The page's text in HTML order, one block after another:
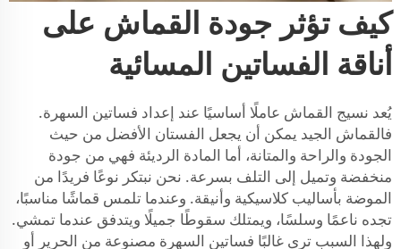
كيف تؤثر جودة القماش على
أناقة الفساتين المسائية
يُعد نسيج القماش عاملًا أساسيًا عند إعداد فساتين السهرة.
فالقماش الجيد يمكن أن يجعل الفستان الأفضل من حيث
الجودة والراحة والمتانة، أما المادة الرديئة فهي من جودة
منخفضة وتميل إلى التلف بسرعة. نحن نبتكر نوعًا فريدًا من
الموضة بأساليب كلاسيكية وأنيقة. وعندما تلمس قماشًا مناسبًا،
تجده ناعمًا وسلسًا، ويمتلك سقوطًا جميلًا ويتدفق عندما تمشي.
ولهذا السبب ترى غالبًا فساتين السهرة مصنوعة من الحرير أو